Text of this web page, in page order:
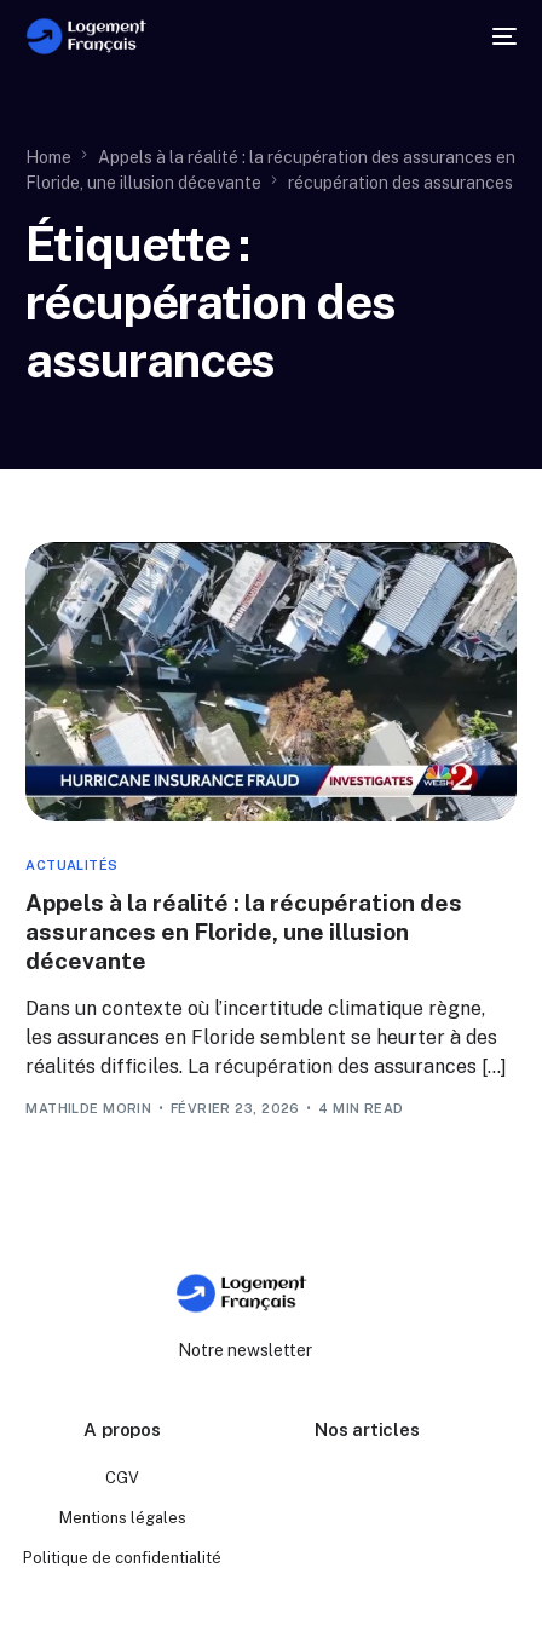
Home
Appels à la réalité : la récupération des assurances en
Floride, une illusion décevante
récupération des assurances
Étiquette :
récupération des
assurances
ACTUALITÉS
Appels à la réalité : la récupération des
assurances en Floride, une illusion
décevante
Dans un contexte où l’incertitude climatique règne,
les assurances en Floride semblent se heurter à des
réalités difficiles. La récupération des assurances […]
MATHILDE MORIN FÉVRIER 23, 2026 4 MIN READ
Notre newsletter
A propos
CGV
Mentions légales
Politique de confidentialité
Nos articles